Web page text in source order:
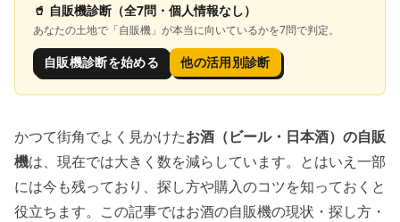
🥤 自販機診断 （全7問・個人情報なし）
あなたの土地で「自販機 」が本当に向いているかを7問で判定。
自販機診断を始める 他の活用別診断
かつて街角でよく見かけたお酒（ビール・日本酒）の自販
機は、現在では大きく数を減らしています。とはいえ一部
には今も残っており、探し方や購入のコツを知っておくと
役立ちます。この記事ではお酒の自販機の現状・探し方・